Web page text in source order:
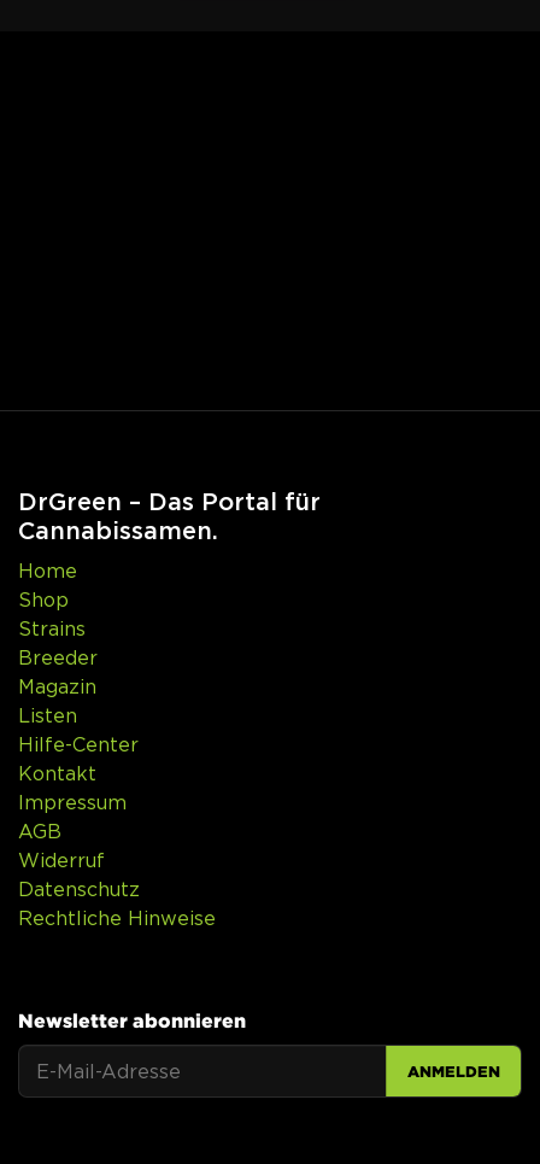
DrGreen – Das Portal für
Cannabissamen.
Home
Shop
Strains
Breeder
Magazin
Listen
Hilfe-Center
Kontakt
Impressum
AGB
Widerruf
Datenschutz
Rechtliche Hinweise
Newsletter abonnieren
ANMELDEN